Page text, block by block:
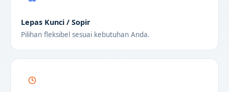
Lepas Kunci / Sopir
Pilihan fleksibel sesuai kebutuhan Anda.